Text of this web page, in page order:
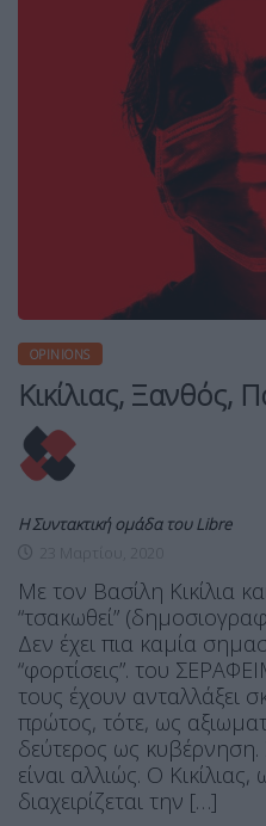
OPINIONS
Κικίλιας, Ξανθός,
Η Συντακτική ομάδα του Libre
Με τον Βασίλη Κικίλια
“τσακωθεί”
Δεν έχει πια καμία
“φορτίσεις”. του
τους έχουν ανταλλάξει
πρώτος, τότε, ως
δεύτερος ως
είναι αλλιώς. Ο
διαχειρίζεται την […]